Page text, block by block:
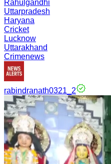
Rahulgandhi
Uttarpradesh
Haryana
Cricket
Lucknow
Uttarakhand
Crimenews
rabindranath0321_2